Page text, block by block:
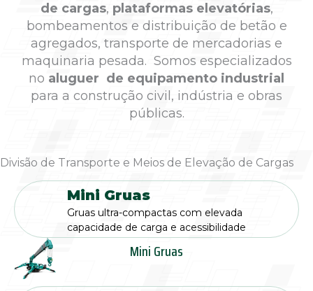
de cargas, plataformas elevatórias,
bombeamentos e distribuição de betão e
agregados, transporte de mercadorias e
maquinaria pesada. Somos especializados
no aluguer de equipamento industrial
para a construção civil, indústria e obras
públicas.
Divisão de Transporte e Meios de Elevação de Cargas
Mini Gruas
Gruas ultra-compactas com elevada
capacidade de carga e acessibilidade
Mini Gruas